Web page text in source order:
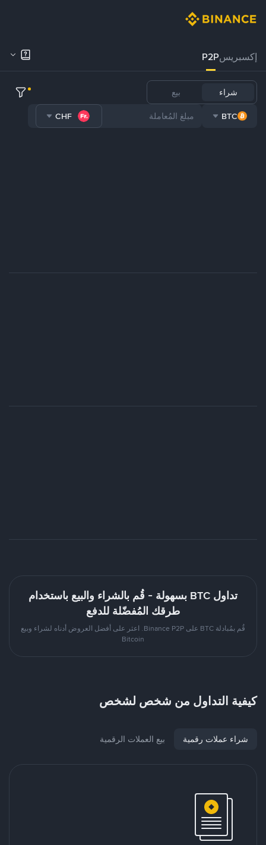
إكسبريسP2P
شراء بيع
BTC
CHF
تداول BTC بسهولة - قُم بالشراء والبيع باستخدام
طرقك المُفضّلة للدفع
قُم بمُبادلة BTC على Binance P2P. اعثر على أفضل العروض أدناه لشراء وبيع
Bitcoin
كيفية التداول من شخص لشخص
شراء عملات رقمية بيع العملات الرقمية